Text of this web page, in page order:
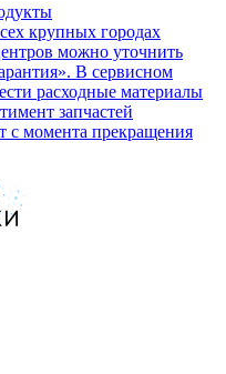
крупных городах
можно уточнить
В сервисном
расходные материалы
запчастей
с момента прекращения